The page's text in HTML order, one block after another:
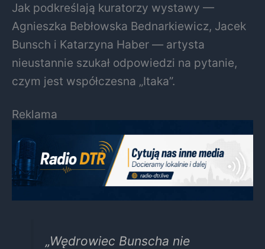
Jak podkreślają kuratorzy wystawy —
Agnieszka Bebłowska Bednarkiewicz, Jacek
Bunsch i Katarzyna Haber — artysta
nieustannie szukał odpowiedzi na pytanie,
czym jest współczesna „Itaka”.
Reklama
„Wędrowiec Bunscha nie